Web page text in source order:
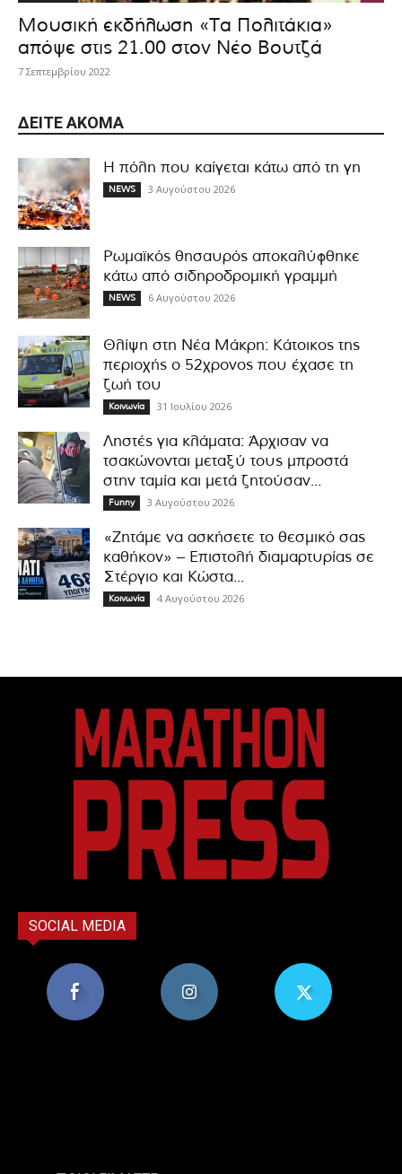
Μουσική εκδήλωση «Τα Πολιτάκια»
απόψε στις 21.00 στον Νέο Βουτζά
7 Σεπτεμβρίου 2022
ΔΕΊΤΕ ΑΚΌΜΑ
Η πόλη που καίγεται κάτω από τη γη
NEWS 3 Αυγούστου 2026
Ρωμαϊκός θησαυρός αποκαλύφθηκε
κάτω από σιδηροδρομική γραμμή
NEWS 6 Αυγούστου 2026
Θλίψη στη Νέα Μάκρη: Κάτοικος της
περιοχής ο 52χρονος που έχασε τη
ζωή του
Κοινωνία 31 Ιουλίου 2026
Ληστές για κλάματα: Άρχισαν να
τσακώνονται μεταξύ τους μπροστά
στην ταμία και μετά ζητούσαν...
Funny 3 Αυγούστου 2026
«Ζητάμε να ασκήσετε το θεσμικό σας
καθήκον» – Επιστολή διαμαρτυρίας σε
Στέργιο και Κώστα...
Κοινωνία 4 Αυγούστου 2026
SOCIAL MEDIA